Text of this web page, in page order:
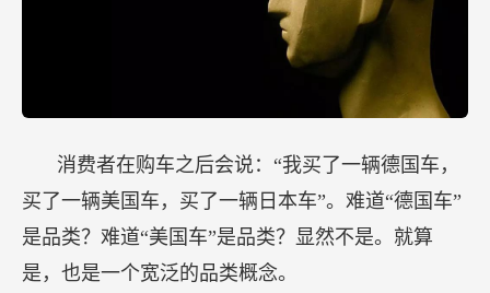
消费者在购车之后会说：“我买了一辆德国车，
买了一辆美国车，买了一辆日本车”。难道“德国车”
是品类？难道“美国车”是品类？显然不是。就算
是，也是一个宽泛的品类概念。